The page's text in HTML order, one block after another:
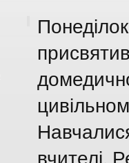
вчителі.